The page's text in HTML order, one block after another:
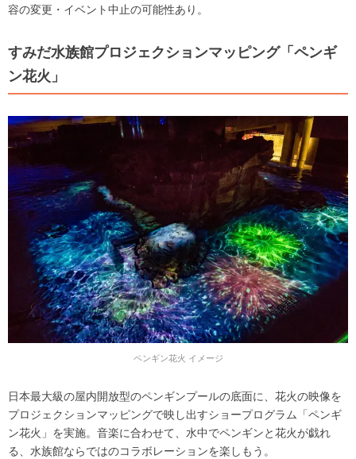
容の変更・イベント中止の可能性あり。
すみだ水族館プロジェクションマッピング「ペンギ
ン花火」
ペンギン花火 イメージ
日本最大級の屋内開放型のペンギンプールの底面に、花火の映像を
プロジェクションマッピングで映し出すショープログラム「ペンギ
ン花火」を実施。音楽に合わせて、水中でペンギンと花火が戯れ
る、水族館ならではのコラボレーションを楽しもう。